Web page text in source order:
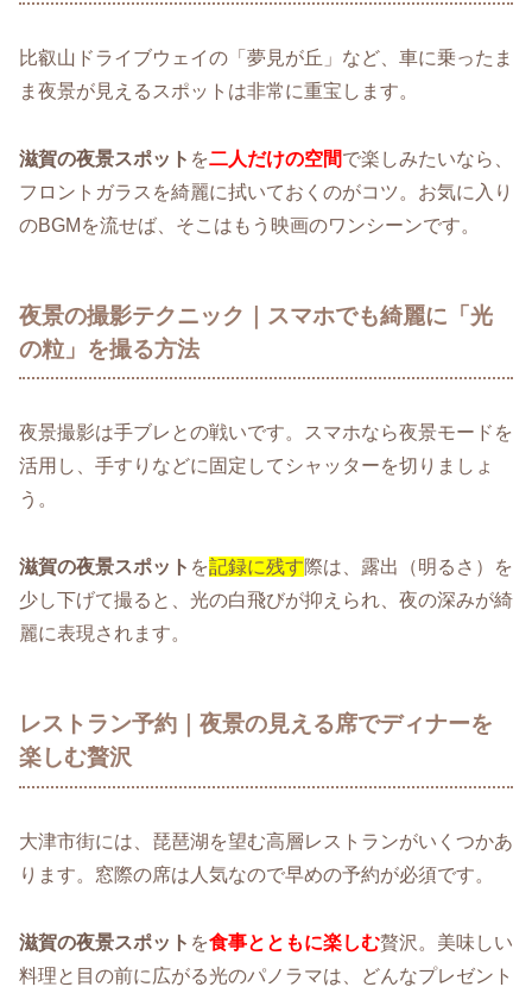
比叡山ドライブウェイの「夢見が丘」など、車に乗ったま
ま夜景が見えるスポットは非常に重宝します。
滋賀の夜景スポット を二人だけの空間で楽しみたいなら、
フロントガラスを綺麗に拭いておくのがコツ。お気に入り
のBGMを流せば、そこはもう映画のワンシーンです。
夜景の撮影テクニック｜スマホでも綺麗に「光
の粒」を撮る方法
夜景撮影は手ブレとの戦いです。スマホなら夜景モードを
活用し、手すりなどに固定してシャッターを切りましょ
う。
滋賀の夜景スポット を記録に残す際は、露出（明るさ）を
少し下げて撮ると、光の白飛びが抑えられ、夜の深みが綺
麗に表現されます。
レストラン予約｜夜景の見える席でディナーを
楽しむ贅沢
大津市街には、琵琶湖を望む高層レストランがいくつかあ
ります。窓際の席は人気なので早めの予約が必須です。
滋賀の夜景スポット を食事とともに楽しむ贅沢。美味しい
料理と目の前に広がる光のパノラマは、どんなプレゼント